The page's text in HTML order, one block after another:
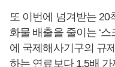
또 이번에 넘겨받는 20
화물 배출을 줄이는 ‘
에 국제해사기구의 규
하는 연료보다 1.5배